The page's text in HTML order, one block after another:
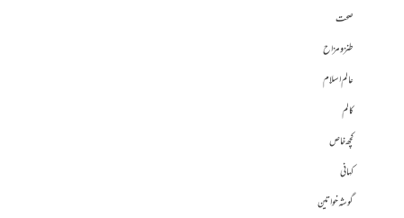
صحت
طنز و مزاح
عالم اسلام
کالم
کچھ خاص
کہانی
گوشہ خواتین